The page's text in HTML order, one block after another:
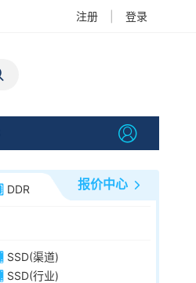
注册 登录
报价中心
DDR
SSD(渠道)
SSD(行业)